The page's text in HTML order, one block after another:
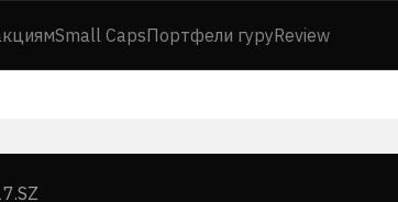
Small CapsПортфели гуруReview